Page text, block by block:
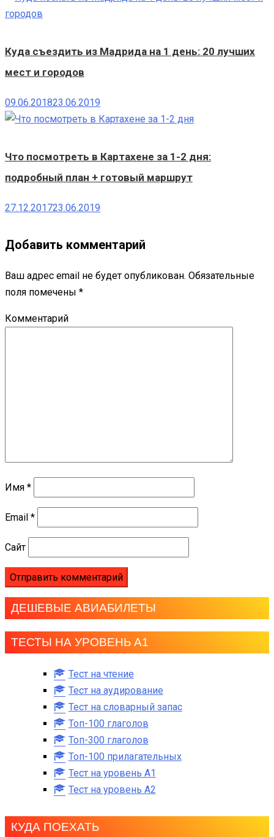
Куда съездить из Мадрида на 1 день: 20 лучших
мест и городов
09.06.201823.06.2019
Что посмотреть в Картахене за 1-2 дня:
подробный план + готовый маршрут
27.12.201723.06.2019
Добавить комментарий
Ваш адрес email не будет опубликован. Обязательные
поля помечены *
Комментарий
Имя *
Email *
Сайт
ДЕШЕВЫЕ АВИАБИЛЕТЫ
ТЕСТЫ НА УРОВЕНЬ А1
Тест на чтение
Тест на аудирование
Тест на словарный запас
Топ-100 глаголов
Топ-300 глаголов
Топ-100 прилагательных
Тест на уровень A1
Тест на уровень A2
КУДА ПОЕХАТЬ